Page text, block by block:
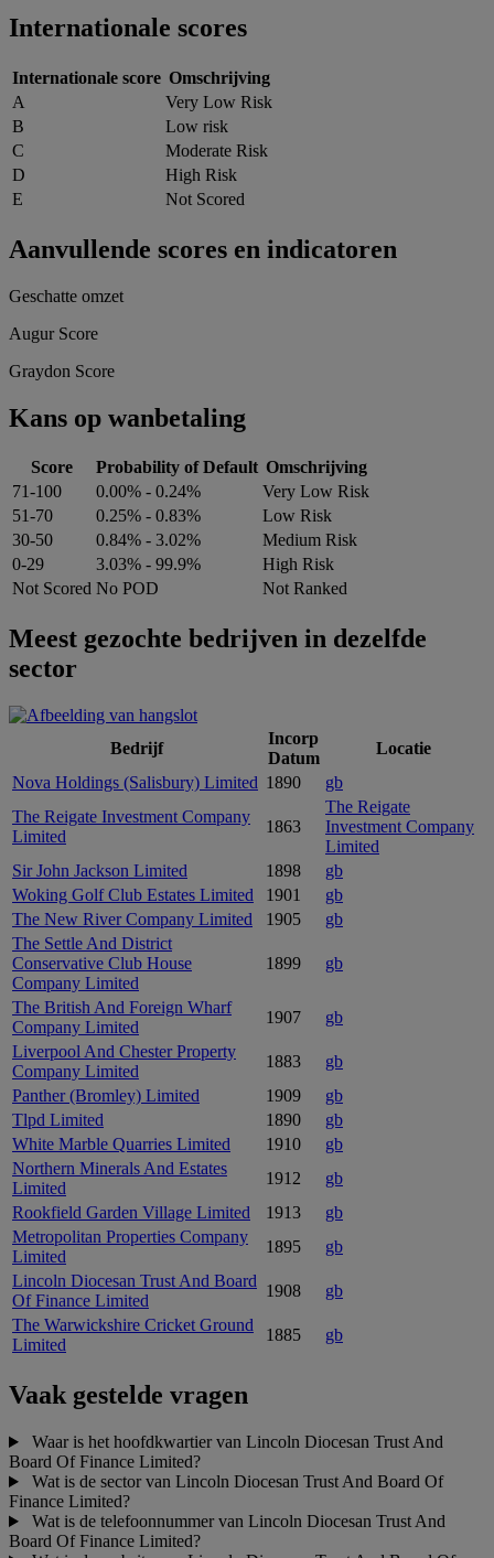
Internationale scores
Internationale score Omschrijving
A
Very Low Risk
B
Low risk
C
Moderate Risk
D
High Risk
E
Not Scored
Aanvullende scores en indicatoren
Geschatte omzet
Augur Score
Graydon Score
Kans op wanbetaling
Score Probability of Default Omschrijving
71-100
0.00% - 0.24%
Very Low Risk
51-70
0.25% - 0.83%
Low Risk
30-50
0.84% - 3.02%
Medium Risk
0-29
3.03% - 99.9%
High Risk
Not Scored No POD Not Ranked
Meest gezochte bedrijven in dezelfde
sector
Bedrijf
Incorp
Datum
Locatie
Nova Holdings (Salisbury) Limited 1890
gb
The Reigate Investment Company
Limited
1863
The Reigate
Investment Company
Limited
Sir John Jackson Limited
1898
gb
Woking Golf Club Estates Limited
1901
gb
The New River Company Limited
1905
gb
The Settle And District
Conservative Club House
Company Limited
1899 gb
The British And Foreign Wharf
Company Limited
1907
gb
Liverpool And Chester Property
Company Limited
1883
gb
Panther (Bromley) Limited
1909
gb
Tlpd Limited
1890
gb
White Marble Quarries Limited
1910
gb
Northern Minerals And Estates
Limited
1912
gb
Rookfield Garden Village Limited
1913
gb
Metropolitan Properties Company
Limited
1895
gb
Lincoln Diocesan Trust And Board
Of Finance Limited
1908
gb
The Warwickshire Cricket Ground
Limited
1885 gb
Vaak gestelde vragen
Waar is het hoofdkwartier van Lincoln Diocesan Trust And
Board Of Finance Limited?
Wat is de sector van Lincoln Diocesan Trust And Board Of
Finance Limited?
Wat is de telefoonnummer van Lincoln Diocesan Trust And
Board Of Finance Limited?